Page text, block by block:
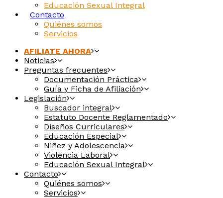
Educación Sexual Integral
Contacto
Quiénes somos
Servicios
AFILIATE AHORA
Noticias
Preguntas frecuentes
Documentación Práctica
Guía y Ficha de Afiliación
Legislación
Buscador integral
Estatuto Docente Reglamentado
Diseños Curriculares
Educación Especial
Niñez y Adolescencia
Violencia Laboral
Educación Sexual Integral
Contacto
Quiénes somos
Servicios